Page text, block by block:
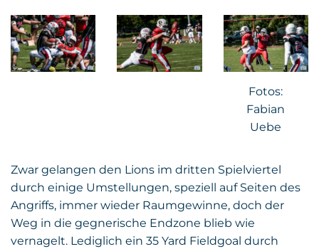
Fotos:
Fabian
Uebe
Zwar gelangen den Lions im dritten Spielviertel
durch einige Umstellungen, speziell auf Seiten des
Angriffs, immer wieder Raumgewinne, doch der
Weg in die gegnerische Endzone blieb wie
vernagelt. Lediglich ein 35 Yard Fieldgoal durch